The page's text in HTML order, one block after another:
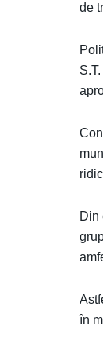
de
Din
în